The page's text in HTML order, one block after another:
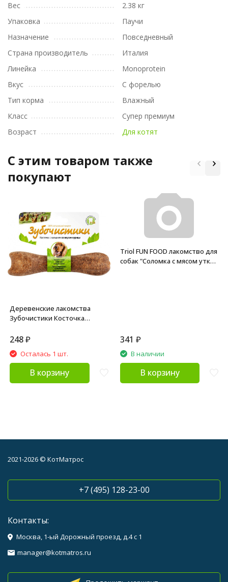
Вес
2.38 кг
Упаковка
Паучи
Назначение
Повседневный
Страна производитель
Италия
Линейка
Monoprotein
Вкус
С форелью
Тип корма
Влажный
Класс
Супер премиум
Возраст
Для котят
C этим товаром также
покупают
Деревенские лакомства
Зубочистики Косточка
средних пород 10-25 кг
248₽
Осталась 1 шт.
В корзину
Triol FUN FOOD лакомство для
собак "Соломка с мясом утки",
341 ₽
В наличии
В корзину
2021-2026 © КотМатрос
+7 (495) 128-23-00
Контакты:
Москва, 1-ый Дорожный проезд, д.4 с 1
manager@kotmatros.ru